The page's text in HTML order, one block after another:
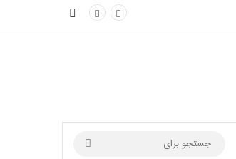
تغییر پوسته